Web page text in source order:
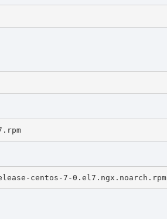
centos-7-0.el7.ngx.noarch.rpm